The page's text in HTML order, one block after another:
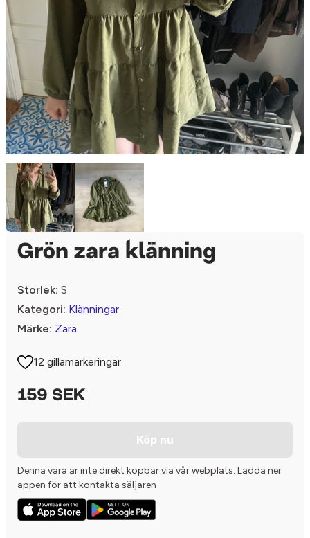
Grön zara klänning
Storlek: S
Kategori: Klänningar
Märke: Zara
12 gillamarkeringar
159 SEK
Köp nu
Denna vara är inte direkt köpbar via vår webplats. Ladda ner
appen för att kontakta säljaren